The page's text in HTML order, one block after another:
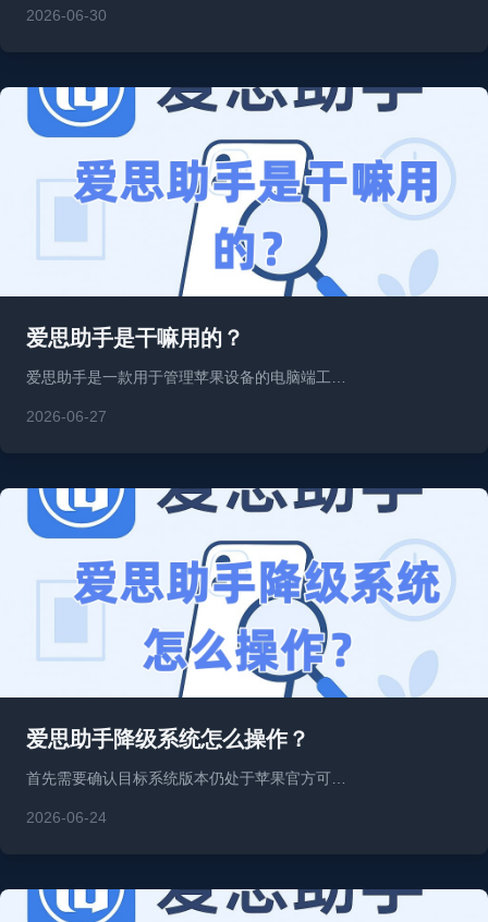
2026-06-30
爱思助手是干嘛用的？
爱思助手是一款用于管理苹果设备的电脑端工…
2026-06-27
爱思助手降级系统怎么操作？
首先需要确认目标系统版本仍处于苹果官方可…
2026-06-24